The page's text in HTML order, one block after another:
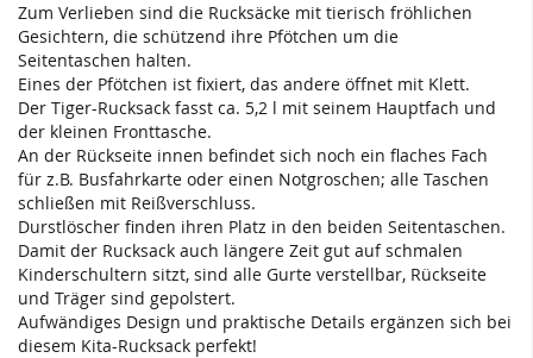
Zum Verlieben sind die Rucksäcke mit tierisch fröhlichen
Gesichtern, die schützend ihre Pfötchen um die
Seitentaschen halten.
Eines der Pfötchen ist fixiert, das andere öffnet mit Klett.
Der Tiger-Rucksack fasst ca. 5,2 l mit seinem Hauptfach und
der kleinen Fronttasche.
An der Rückseite innen befindet sich noch ein flaches Fach
für z.B. Busfahrkarte oder einen Notgroschen; alle Taschen
schließen mit Reißverschluss.
Durstlöscher finden ihren Platz in den beiden Seitentaschen.
Damit der Rucksack auch längere Zeit gut auf schmalen
Kinderschultern sitzt, sind alle Gurte verstellbar, Rückseite
und Träger sind gepolstert.
Aufwändiges Design und praktische Details ergänzen sich bei
diesem Kita-Rucksack perfekt!